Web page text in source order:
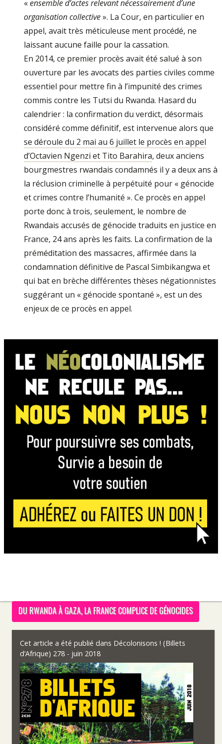
«ensemble d’actes relevant nécessairement d’une
organisation collective». La Cour, en particulier en
appel, avait très méticuleuse­ ment procédé, ne
laissant aucune faille pour la cassation.
En 2014, ce premier procès avait été salué à son
ouverture par les avocats des parties ci­viles comme
essentiel pour mettre fin à l’im­punité des crimes
commis contre les Tutsi du Rwanda. Hasard du
calendrier : la confirma­tion du verdict, désormais
considéré comme définitif, est intervenue alors que
se déroule du 2 mai au 6 juillet le procès en appel
d’Octa­vien Ngenzi et Tito Barahira, deux anciens
bourgmestres rwandais condamnés il y a deux ans à
la réclusion criminelle à perpétuité pour « génocide
et crimes contre l’humanité ». Ce procès en appel
porte donc à trois, seulement, le nombre de
Rwandais accusés de génocide traduits en justice en
France, 24 ans après les faits. La confirmation de la
préméditation des massacres, affirmée dans la
condamnation définitive de Pascal Simbikangwa et
qui bat en brèche différentes thèses négationnistes
sug­gérant un « génocide spontané », est un des
enjeux de ce procès en appel.
DU RWANDA À GAZA, LA FRANCE COMPLICE DE GÉNOCIDES
Cet article a été publié dans Décolonisons ! (Billets
d’Afrique) 278 - juin 2018